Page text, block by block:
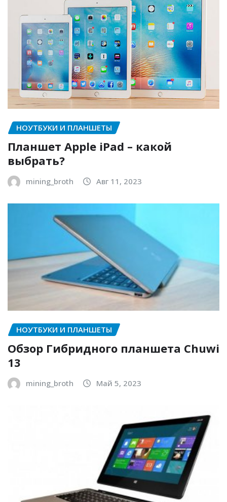
НОУТБУКИ И ПЛАНШЕТЫ
Планшет Apple iPad – какой
выбрать?
mining_broth Авг 11, 2023
НОУТБУКИ И ПЛАНШЕТЫ
Обзор Гибридного планшета Chuwi
13
mining_broth Май 5, 2023